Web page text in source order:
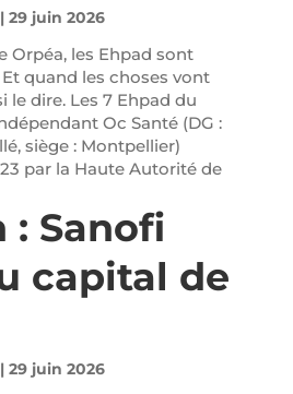
29 juin 2026
Orpéa, les Ehpad sont
quand les choses vont
le dire. Les 7 Ehpad du
Oc Santé (DG :
siège : Montpellier)
par la Haute Autorité de
: Sanofi
capital de
29 juin 2026